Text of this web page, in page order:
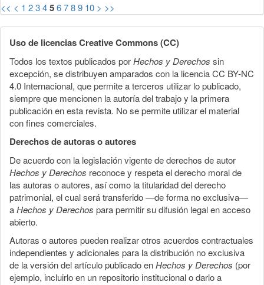
<< < 1 23456789 10 > >>
Uso de licencias Creative Commons (CC)
Todos los textos publicados porHechos y Derechos sin
excepción, se distribuyen amparados con la licencia CC BY-NC
4.0 Internacional, que permite a terceros utilizar lo publicado,
siempre que mencionen la autoría del trabajo y la primera
publicación en esta revista. No se permite utilizar el material
con fines comerciales.
Derechos de autoras o autores
De acuerdo con la legislación vigente de derechos de autor
Hechos y Derechos reconoce y respeta el derecho moral de
las autoras o autores, así como la titularidad del derecho
patrimonial, el cual será transferido —de forma no exclusiva—
aHechos y Derechos para permitir su difusión legal en acceso
abierto.
Autoras o autores pueden realizar otros acuerdos contractuales
independientes y adicionales para la distribución no exclusiva
de la versión del artículo publicado enHechos y Derechos (por
ejemplo, incluirlo en un repositorio institucional o darlo a